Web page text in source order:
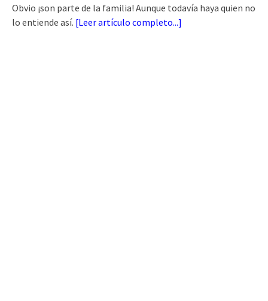
Obvio ¡son parte de la familia! Aunque todavía haya quien no
lo entiende así. [Leer artículo completo...]